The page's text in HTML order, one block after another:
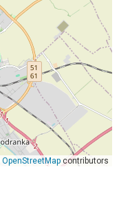
OpenStreetMap contributors